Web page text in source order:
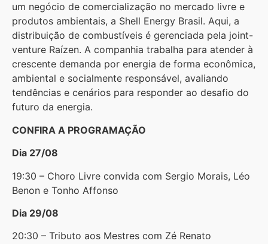
um negócio de comercialização no mercado livre e
produtos ambientais, a Shell Energy Brasil. Aqui, a
distribuição de combustíveis é gerenciada pela joint-
venture Raízen. A companhia trabalha para atender à
crescente demanda por energia de forma econômica,
ambiental e socialmente responsável, avaliando
tendências e cenários para responder ao desafio do
futuro da energia.
CONFIRA A PROGRAMAÇÃO
Dia 27/08
19:30 – Choro Livre convida com Sergio Morais, Léo
Benon e Tonho Affonso
Dia 29/08
20:30 – Tributo aos Mestres com Zé Renato